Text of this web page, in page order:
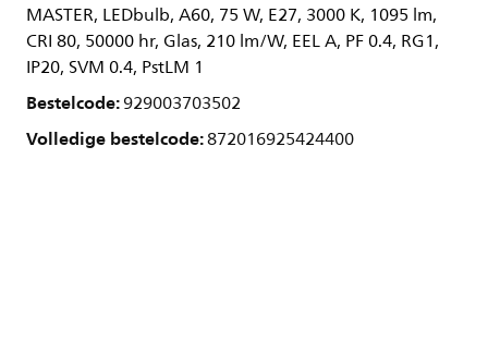
MASTER, LEDbulb, A60, 75 W, E27, 3000 K, 1095 lm,
CRI 80, 50000 hr, Glas, 210 lm/W, EEL A, PF 0.4, RG1,
IP20, SVM 0.4, PstLM 1
Bestelcode:929003703502
Volledige bestelcode:872016925424400